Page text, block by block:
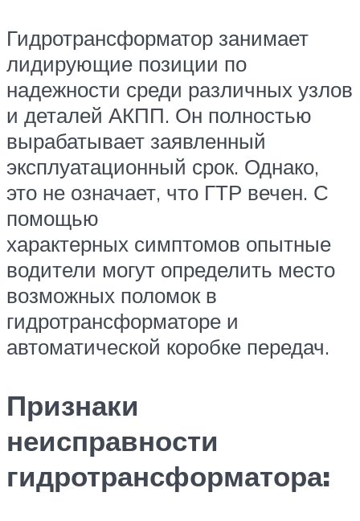
Гидротрансформатор занимает
лидирующие позиции по
надежности среди различных узлов
и деталей АКПП. Он полностью
вырабатывает заявленный
эксплуатационный срок. Однако,
это не означает, что ГТР вечен. С
помощью
характерных симптомов опытные
водители могут определить место
возможных поломок в
гидротрансформаторе и
автоматической коробке передач.
Признаки
неисправности
гидротрансформатора: